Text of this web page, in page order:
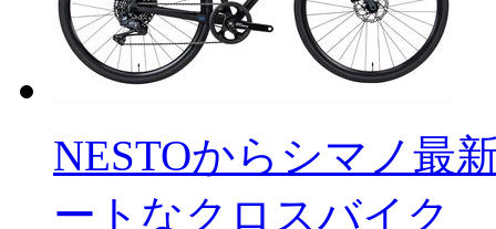
NESTOからシマノ最
ートなクロスバイク